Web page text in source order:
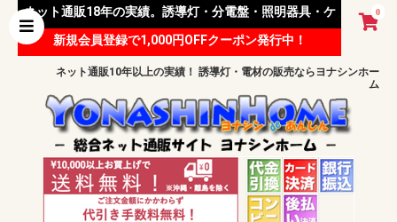
0
ネット通販18年の実績。誘導灯・分電盤・照明器具・ケ
ーブル等 様々な資材を取り扱っています。
新規会員登録で1,000円OFFクーポン発行中！
ネット通販10年以上の実績！ 誘導灯・電材の販売ならヨナシンホー
ム